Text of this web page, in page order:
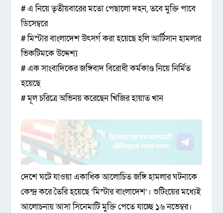
# এ নিয়ে তৃতীয়বারের মতো পেছালো দহন, তবে মুক্তি পাবে
ডিসেম্বরে
# মিস্টার বাংলাদেশ উৎসর্গ করা হয়েছে হলি আর্টিসান হামলার
ভিকটিমকে উদ্দেশ্য
# এক সাংবাদিকের জঙ্গিবাদ বিরোধী কর্মকাণ্ড নিয়ে নির্মিত
হয়েছে
# মূল চরিত্রে অভিনয় করেছেন খিজির হায়াত খান
দেশে ঘটে যাওয়া একাধিক আলোচিত জঙ্গি হামলার ঘটনাকে
কেন্দ্র করে তৈরি হয়েছে ‘মিস্টার বাংলাদেশ’। শুটিংয়ের মধ্যেই
আলোচনায় আসা সিনেমাটি মুক্তি পেতে যাচ্ছে ১৬ নভেম্বর।